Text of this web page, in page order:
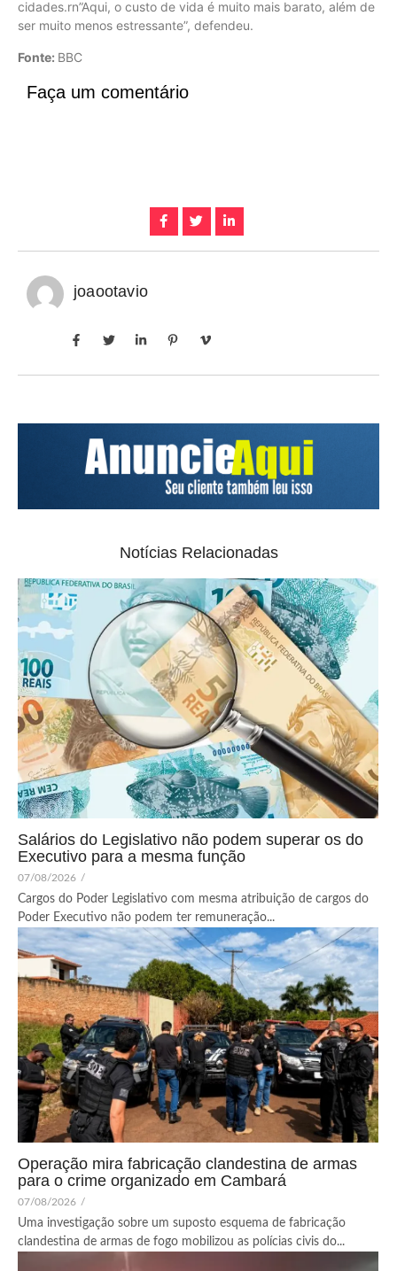
cidades.rn”Aqui, o custo de vida é muito mais barato, além de
ser muito menos estressante”, defendeu.
Fonte: BBC
Faça um comentário
joaootavio
Notícias Relacionadas
Salários do Legislativo não podem superar os do
Executivo para a mesma função
07/08/2026 /
Cargos do Poder Legislativo com mesma atribuição de cargos do
Poder Executivo não podem ter remuneração...
Operação mira fabricação clandestina de armas
para o crime organizado em Cambará
07/08/2026 /
Uma investigação sobre um suposto esquema de fabricação
clandestina de armas de fogo mobilizou as polícias civis do...